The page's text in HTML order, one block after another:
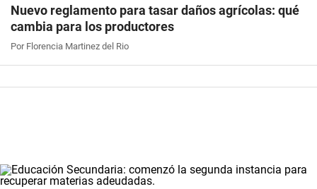
Nuevo reglamento para tasar daños agrícolas: qué
cambia para los productores
Por Florencia Martinez del Rio